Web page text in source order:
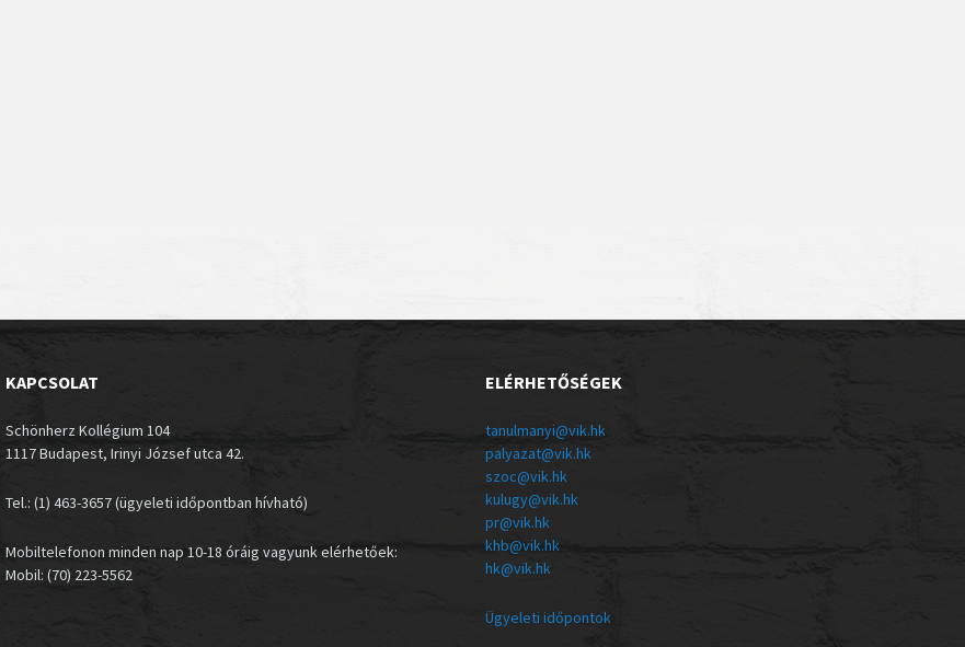
KAPCSOLAT
Schönherz Kollégium 104
1117 Budapest, Irinyi József utca 42.
Tel.: (1) 463-3657 (ügyeleti időpontban hívható)
Mobiltelefonon minden nap 10-18 óráig vagyunk elérhetőek:
Mobil: (70) 223-5562
ELÉRHETŐSÉGEK
tanulmanyi@vik.hk
palyazat@vik.hk
szoc@vik.hk
kulugy@vik.hk
pr@vik.hk
khb@vik.hk
hk@vik.hk
Ügyeleti időpontok